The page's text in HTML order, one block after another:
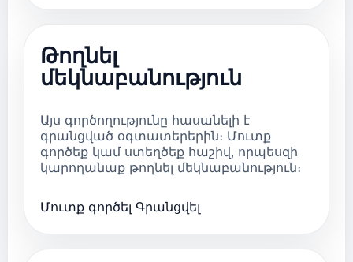
Թողնել
մեկնաբանություն
Այս գործողությունը հասանելի է
գրանցված օգտատերերին։ Մուտք
գործեք կամ ստեղծեք հաշիվ, որպեսզի
կարողանաք թողնել մեկնաբանություն։
Մուտք գործել Գրանցվել